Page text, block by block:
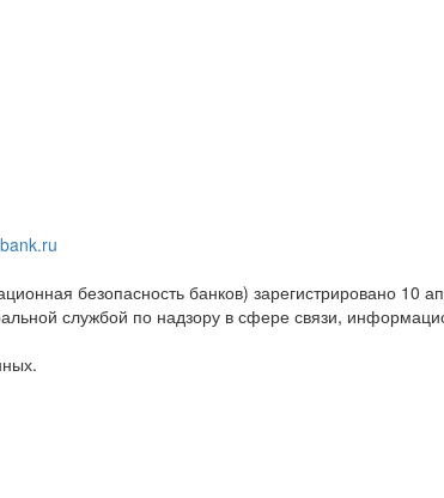
безопасность банков) зарегистрировано 10
службой по надзору в сфере связи,